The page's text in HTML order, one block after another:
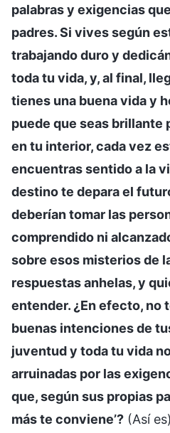
palabras y exigencias
padres. Si vives según
trabajando duro y
toda tu vida, y, al final,
tienes una buena vida y
puede que seas brillante
en tu interior, cada vez
encuentras sentido a la
destino te depara el
deberían tomar las
comprendido ni
sobre esos misterios de
respuestas anhelas, y
entender. ¿En efecto, no
buenas intenciones de
juventud y toda tu vida
arruinadas por las
que, según sus propias
más te conviene’? (Así